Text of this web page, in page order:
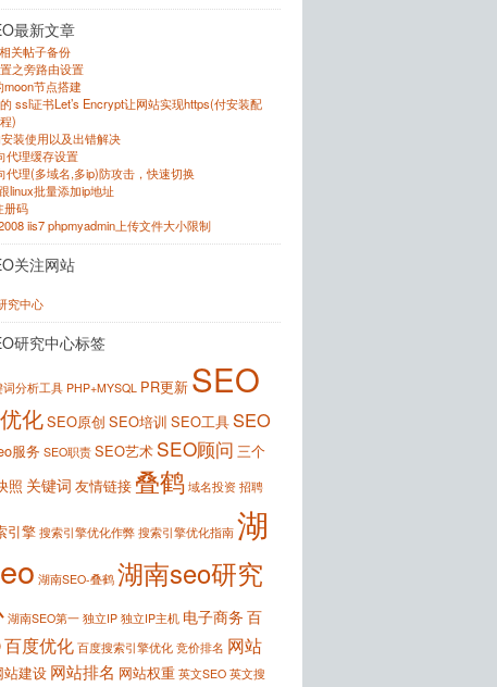
最新文章
关帖子备份
之旁路由设置
节点搭建
ssl证书Let’s Encrypt让网站实现https(付安装配
)
装使用以及出错解决
代理缓存设置
代理(多域名,多ip)防攻击，快速切换
linux批量添加ip地址
册码
iis7 phpmyadmin上传文件大小限制
关注网站
究中心
研究中心标签
词分析工具 PHP+MYSQL PR更新 SEO
化SEO原创 SEO培训 SEO工具 SEO
服务 SEO职责 SEO艺术 SEO顾问 三个
照 关键词 友情链接 叠鹤 域名投资 招聘
引擎 搜索引擎优化作弊 搜索引擎优化指南 湖
湖南SEO-叠鹤 湖南seo研究
湖南SEO第一 独立IP 独立IP主机 电子商务 百
百度优化 百度搜索引擎优化 竞价排名 网站
站建设 网站排名 网站权重 英文SEO 英文搜